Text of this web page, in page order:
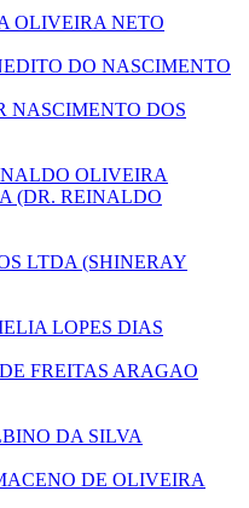
OLIVEIRA NETO
DO NASCIMENTO
NASCIMENTO DOS
OLIVEIRA
(DR. REINALDO
LTDA (SHINERAY
LOPES DIAS
FREITAS ARAGAO
DA SILVA
DE OLIVEIRA